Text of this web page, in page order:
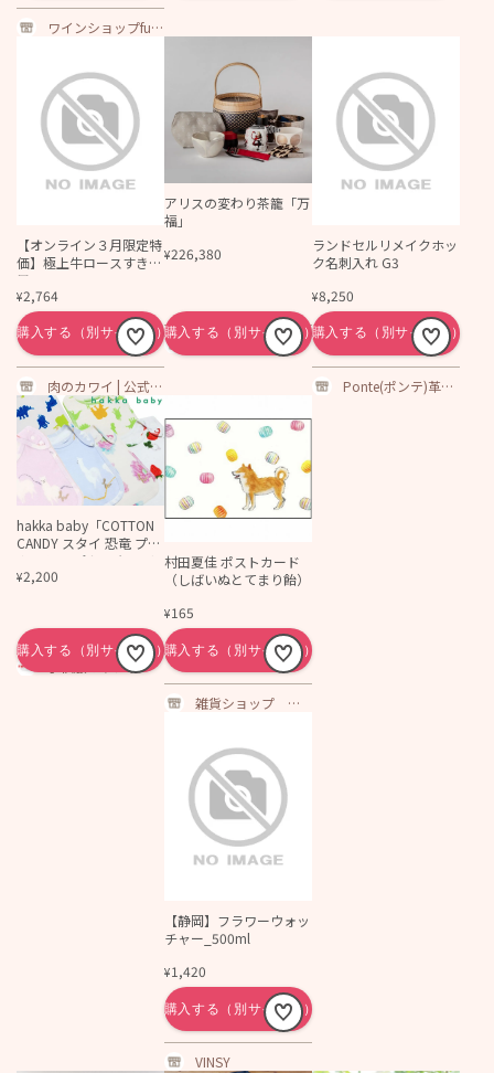
ワインショップfun
【オンライン３月限定特
価】極上牛ロースすき焼
用
¥2,764
肉のカワイ | 公式通
販サイト
アリスの変わり茶籠「万
福」
¥226,380
嘉門工藝オンライ
ンショップ
ランドセルリメイクホッ
ク名刺入れ G3
¥8,250
Ponte(ポンテ)革製
hakka baby「COTTON
CANDY スタイ 恐竜 プリ
ムラ アルパカ いちこリ
ング」（F） 【メール便
¥2,200
子供服とランドセ
村田夏佳 ポストカード
（しばいぬとてまり飴）
¥165
雑貨ショップ ハ
【静岡】フラワーウォッ
チャー_500ml
¥1,420
VINSY